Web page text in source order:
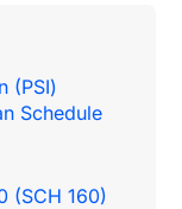
(PSI)
Schedule
(SCH 160)